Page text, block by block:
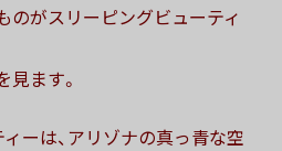
のがスリーピングビューティ
ます。
ーは、アリゾナの真っ青な空